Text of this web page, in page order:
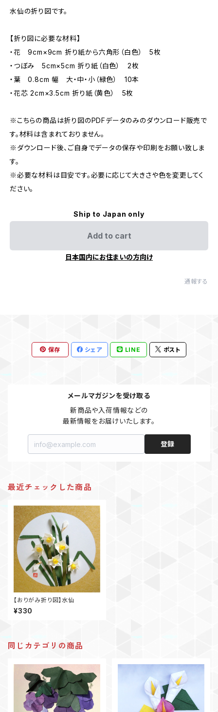
水仙の折り図です。
【折り図に必要な材料】
・花 9cm×9cm 折り紙から六角形（白色） 5枚
・つぼみ 5cm×5cm 折り紙（白色） 2枚
・葉 0.8cm 幅 大・中・小（緑色） 10本
・花芯 2cm×3.5cm 折り紙（黄色） 5枚
※こちらの商品は折り図のPDFデータのみのダウンロード販売で
す。材料は含まれておりません。
※ダウンロード後、ご自身でデータの保存や印刷をお願い致しま
す。
※必要な材料は目安です。必要に応じて大きさや色を変更してく
ださい。
Ship to Japan only
Add to cart
日本国内にお住まいの方向け
通報する
保存 シェア LINE ポスト
メールマガジンを受け取る
新商品や入荷情報などの
最新情報をお届けいたします。
登録
最近チェックした商品
【おりがみ折り図】水仙
¥330
同じカテゴリの商品